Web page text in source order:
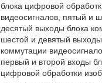
блока цифровой
видеосигналов, пятый и
десятый выходы блока
шестой и девятый
коммутации
первый и второй входы
цифровой обработки